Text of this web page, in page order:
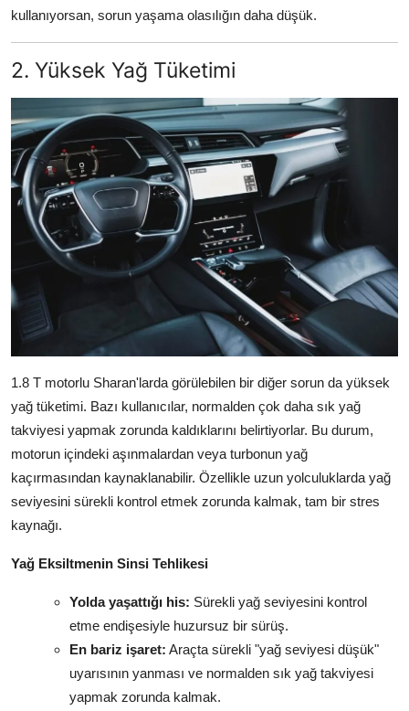
kullanıyorsan, sorun yaşama olasılığın daha düşük.
2. Yüksek Yağ Tüketimi
1.8 T motorlu Sharan'larda görülebilen bir diğer sorun da yüksek
yağ tüketimi. Bazı kullanıcılar, normalden çok daha sık yağ
takviyesi yapmak zorunda kaldıklarını belirtiyorlar. Bu durum,
motorun içindeki aşınmalardan veya turbonun yağ
kaçırmasından kaynaklanabilir. Özellikle uzun yolculuklarda yağ
seviyesini sürekli kontrol etmek zorunda kalmak, tam bir stres
kaynağı.
Yağ Eksiltmenin Sinsi Tehlikesi
Yolda yaşattığı his: Sürekli yağ seviyesini kontrol
etme endişesiyle huzursuz bir sürüş.
En bariz işaret: Araçta sürekli "yağ seviyesi düşük"
uyarısının yanması ve normalden sık yağ takviyesi
yapmak zorunda kalmak.